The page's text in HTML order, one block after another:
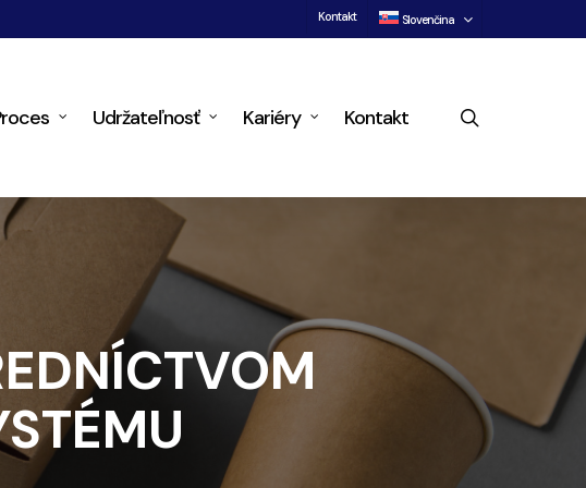
Kontakt Slovenčina
Udržateľnosť Kariéry Kontakt